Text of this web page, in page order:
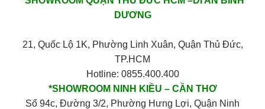
DƯƠNG
21, Quốc Lộ 1K, Phường Linh Xuân, Quận Thủ Đức,
TP.HCM
Hotline: 0855.400.400
*SHOWROOM NINH KIỀU – CẦN THƠ
Số 94c, Đường 3/2, Phường Hưng Lợi, Quận Ninh